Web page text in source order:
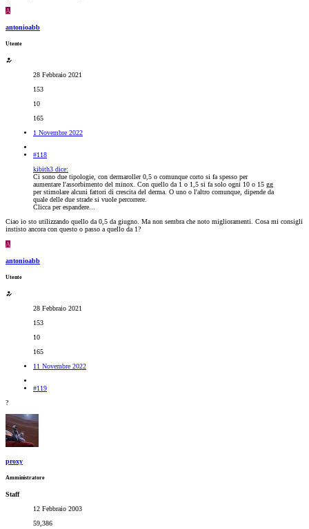
A
antonioabb
Utente
28 Febbraio 2021
153
10
165
1 Novembre 2022
#118
kibith3 dice:
Ci sono due tipologie, con dermaroller 0,5 o comunque corto si fa spesso per
aumentare l'assorbimento del minox. Con quello da 1 o 1,5 si fa solo ogni 10 o 15 gg
per stimolare alcuni fattori di crescita del derma. O uno o l'altro comunque, dipende da
quale delle due strade si vuole percorrere.
Clicca per espandere...
Ciao io sto utilizzando quello da 0,5 da giugno. Ma non sembra che noto miglioramenti. Cosa mi consigli
instisto ancora con questo o passo a quello da 1?
A
antonioabb
Utente
28 Febbraio 2021
153
10
165
11 Novembre 2022
#119
?
proxy
Amministratore
Staff
12 Febbraio 2003
59,386